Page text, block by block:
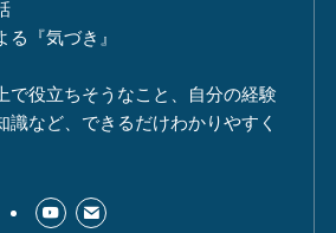
る『気づき』
で役立ちそうなこと、自分の経験
識など、できるだけわかりやすく